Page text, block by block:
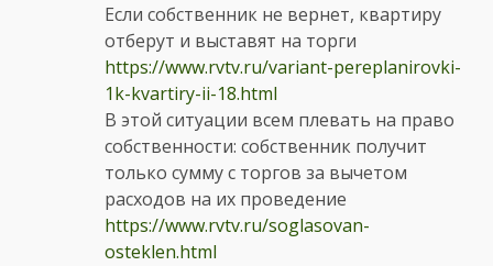
Если собственник не вернет, квартиру
отберут и выставят на торги
https://www.rvtv.ru/variant-pereplanirovki-
1k-kvartiry-ii-18.html
В этой ситуации всем плевать на право
собственности: собственник получит
только сумму с торгов за вычетом
расходов на их проведение
https://www.rvtv.ru/soglasovan-
osteklen.html